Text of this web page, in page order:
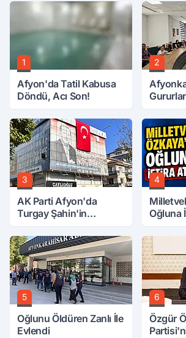
1
Afyon'da Tatil Kabusa
Döndü, Acı Son!
2
3
AK Parti Afyon'da
Turgay Şahin'in
4
Oğluna
5
Oğlunu Öldüren Zanlı İle
Evlendi
6
Özgür